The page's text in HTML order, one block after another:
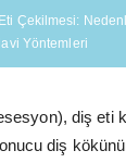
Çekilmesi:
Yöntemleri
diş eti
diş